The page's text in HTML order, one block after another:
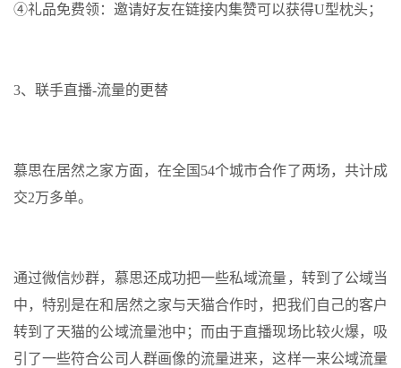
④礼品免费领：邀请好友在链接内集赞可以获得U型枕头；
3、联手直播-流量的更替
慕思在居然之家方面，在全国54个城市合作了两场，共计成
交2万多单。
通过微信炒群，慕思还成功把一些私域流量，转到了公域当
中，特别是在和居然之家与天猫合作时，把我们自己的客户
转到了天猫的公域流量池中；而由于直播现场比较火爆，吸
引了一些符合公司人群画像的流量进来，这样一来公域流量